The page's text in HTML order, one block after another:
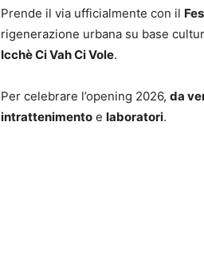
Prende il via ufficialmente con il
rigenerazione urbana su base
Icchè Ci Vah Ci Vole.
Per celebrare l’opening 2026, da
intrattenimento e laboratori.